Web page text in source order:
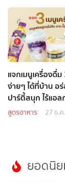
แจกเมนูเครื่องดื่ม
ง่ายๆ ได้ที่บ้าน อ
ปาร์ตี้สนุก ไร้แอ
สูตรอาหาร 27 ธ.
ยอดนิ